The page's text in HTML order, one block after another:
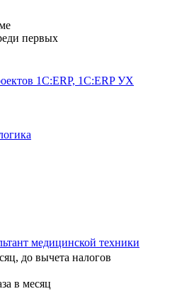
первых
1С:ERP, 1С:ERP УХ
медицинской техники
до вычета налогов
в месяц